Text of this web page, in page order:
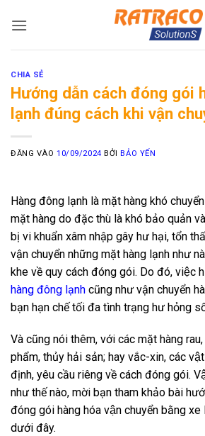
qua
CHIA SẺ
Hướng dẫn cách đóng gói
lạnh đúng cách khi vận
ĐĂNG VÀO10/09/2024 BỞIBẢO YẾN
Hàng đông lạnh là mặt hàng khó
mặt hàng do đặc thù là khó bảo quản
bị vi khuẩn xâm nhập gây hư hại, tổn
vận chuyển những mặt hàng lạnh như
khe về quy cách đóng gói. Do đó, việc
hàng đông lạnh cũng như vận chuyển
bạn hạn chế tối đa tình trạng hư hỏng
Và cũng nói thêm, với các mặt hàng
phẩm, thủy hải sản; hay vắc-xin, các
định, yêu cầu riêng về cách đóng gói.
như thế nào, mời bạn tham khảo bài
đóng gói hàng hóa vận chuyển bằng xe
dưới đây.